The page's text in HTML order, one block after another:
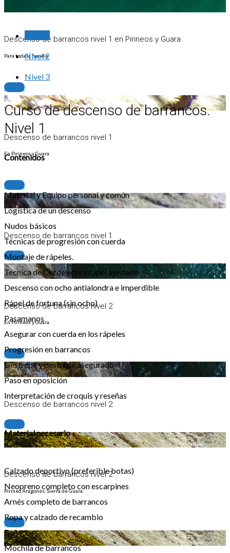
Descenso de barrancos nivel 1 en Pirineos y Guara
Para toda la familia
+info
Descenso de barrancos nivel 1
En Pirineos y Guara
+info
Descenso de barrancos nivel 1
+info
Descenso de barrancos nivel 2
En Pirineos y Guara
+info
Descenso de barrancos nivel 2
+info
Descenso de barrancos nivel 2
Pirineo Aragonés. Sierra de Guara.
+info
Nivel 2
Nivel 3
Curso de descenso de barrancos.
Nivel 1
Contenidos
Material y Equipo personal y común
Logística de un descenso
Nudos básicos
Técnicas de progresión con cuerda
Montaje de rápeles.
Técnica de Cordelette y rápel ajustado
Descenso con ocho antialondra e imperdible
Rápel de fortuna (sin ocho)
Pasamanos
Asegurar con cuerda en los rápeles
Progresión en barrancos
Destrepe y destrepe asegurado
Paso en oposición
Interpretación de croquis y reseñas
Material necesario
Calzado deportivo (preferible botas)
Neopreno completo con escarpines
Arnés completo de barrancos
Ropa y calzado de recambio
Bañador
Mochila de barrancos